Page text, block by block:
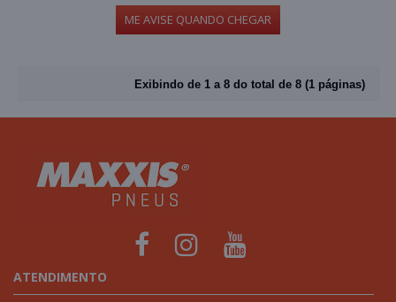
ME AVISE QUANDO CHEGAR
Exibindo de 1 a 8 do total de 8 (1 páginas)
ATENDIMENTO